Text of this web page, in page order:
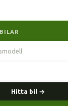
Hitta bil →